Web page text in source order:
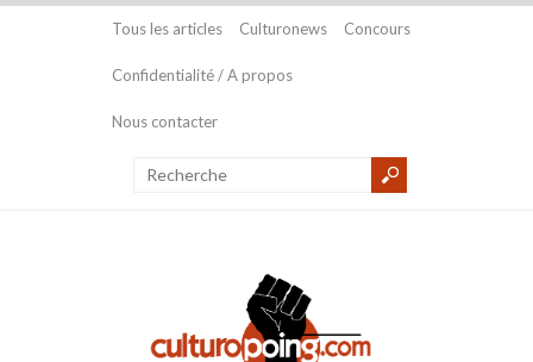
Tous les articles Culturonews Concours
Confidentialité / A propos
Nous contacter